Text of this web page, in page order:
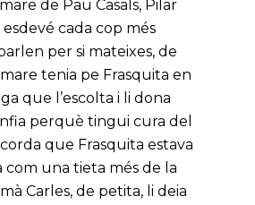
de Pau Casals, Pilar
cada cop més
per si mateixes, de
mare tenia pe Frasquita en
que l’escolta i li dona
perquè tingui cura del
que Frasquita estava
com una tieta més de la
Carles, de petita, li deia